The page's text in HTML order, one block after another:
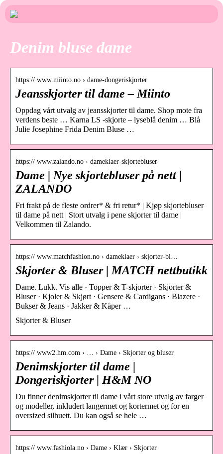
Denim bluse dame
https:// www.miinto.no › dame-dongeriskjorter
Jeansskjorter til dame – Miinto
Oppdag vårt utvalg av jeansskjorter til dame. Shop mote fra
verdens beste … Karna LS -skjorte – lyseblå denim … Blå
Julie Josephine Frida Denim Bluse …
https:// www.zalando.no › dameklaer-skjortebluser
Dame | Nye skjortebluser på nett |
ZALANDO
Fri frakt på de fleste ordrer* & fri retur* | Kjøp skjortebluser
til dame på nett | Stort utvalg i pene skjorter til dame |
Velkommen til Zalando.
https:// www.matchfashion.no › dameklaer › skjorter-bl…
Skjorter & Bluser | MATCH nettbutikk
Dame. Lukk. Vis alle · Topper & T-skjorter · Skjorter &
Bluser · Kjoler & Skjørt · Gensere & Cardigans · Blazere ·
Bukser & Jeans · Jakker & Kåper …
Skjorter & Bluser
https:// www2.hm.com › … › Dame › Skjorter og bluser
Denimskjorter til dame |
Dongeriskjorter | H&M NO
Du finner denimskjorter til dame i vårt store utvalg av farger
og modeller, inkludert langermet og kortermet og for en
oversized silhuett. Du kan også se hele …
https:// www.fashiola.no › Dame › Klær › Skjorter